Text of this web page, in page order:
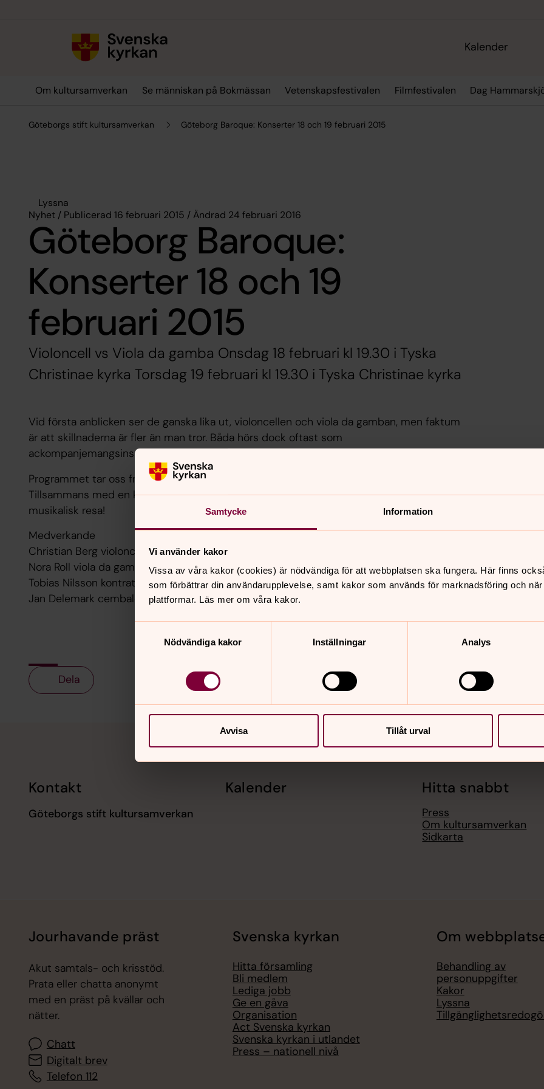
Samtycke Information
Vi använder kakor
Vissa av våra kakor (cookies) är nödvändiga för att webbplatsen ska fungera. Här finns
som förbättrar din användarupplevelse, samt kakor som används för marknadsföring och
plattformar. Läs mer om våra kakor.
Nödvändiga kakor
Inställningar Analys
Avvisa Tillåt urval
Kalender
Om kultursamverkan Se människan på Bokmässan Vetenskapsfestivalen Filmfestivalen Dag
Göteborgs stift kultursamverkan Göteborg Baroque: Konserter 18 och 19 februari 2015
Lyssna
Nyhet / Publicerad 16 februari 2015 / Ändrad 24 februari 2016
Göteborg Baroque:
Konserter 18 och 19
februari 2015
Violoncell vs Viola da gamba Onsdag 18 februari kl 19.30 i Tyska
Christinae kyrka Torsdag 19 februari kl 19.30 i Tyska Christinae kyrka
Vid första anblicken ser de ganska lika ut, violoncellen och viola da gamban, men faktum
är att skillnaderna är fler än man tror. Båda hörs dock oftast som
ackompanjemangsinstrument men denna kväll får de dessutom vara solister!
Programmet tar oss från Buxtehude i Lübeck via Österrike till Marcello i Rom.
Tillsammans med en kontratenor och en organist kan det inte bli annat än en spännande
musikalisk resa!
Medverkande
Christian Berg violoncell
Nora Roll viola da gamba
Tobias Nilsson kontratenor
Jan Delemark cembalo
Dela
Kontakt
Göteborgs stift kultursamverkan
Kalender Hitta snabbt
Press
Om kultursamverkan
Sidkarta
Jourhavande präst
Akut samtals- och krisstöd.
Prata eller chatta anonymt
med en präst på kvällar och
nätter.
Chatt
Digitalt brev
Telefon 112
Svenska kyrkan
Hitta församling
Bli medlem
Lediga jobb
Ge en gåva
Organisation
Act Svenska kyrkan
Svenska kyrkan i utlandet
Press – nationell nivå
Om
Behandling av
personuppgifter
Kakor
Lyssna